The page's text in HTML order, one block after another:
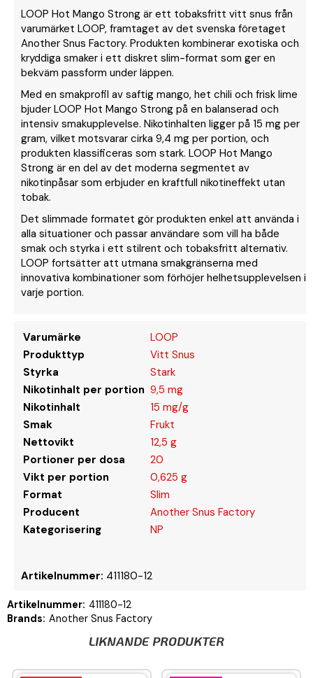
LOOP Hot Mango Strong är ett tobaksfritt vitt snus från
varumärket LOOP, framtaget av det svenska företaget
Another Snus Factory. Produkten kombinerar exotiska och
kryddiga smaker i ett diskret slim-format som ger en
bekväm passform under läppen.
Med en smakprofil av saftig mango, het chili och frisk lime
bjuder LOOP Hot Mango Strong på en balanserad och
intensiv smakupplevelse. Nikotinhalten ligger på 15 mg per
gram, vilket motsvarar cirka 9,4 mg per portion, och
produkten klassificeras som stark. LOOP Hot Mango
Strong är en del av det moderna segmentet av
nikotinpåsar som erbjuder en kraftfull nikotineffekt utan
tobak.
Det slimmade formatet gör produkten enkel att använda i
alla situationer och passar användare som vill ha både
smak och styrka i ett stilrent och tobaksfritt alternativ.
LOOP fortsätter att utmana smakgränserna med
innovativa kombinationer som förhöjer helhetsupplevelsen i
varje portion.
Varumärke
LOOP
Produkttyp
Vitt Snus
Styrka
Stark
Nikotinhalt per portion 9,5 mg
Nikotinhalt
15 mg/g
Smak
Frukt
Nettovikt
12,5 g
Portioner per dosa
20
Vikt per portion
0,625 g
Format
Slim
Producent
Another Snus Factory
Kategorisering
NP
Artikelnummer: 411180-12
Artikelnummer: 411180-12
Brands: Another Snus Factory
LIKNANDE PRODUKTER